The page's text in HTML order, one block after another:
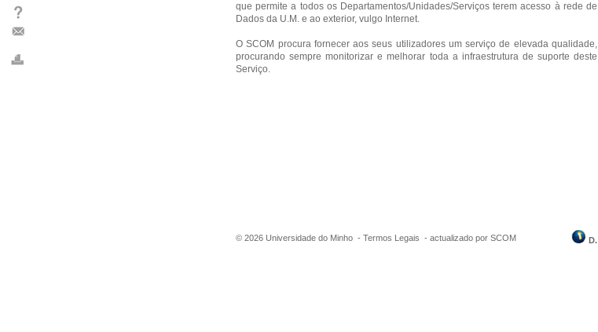
que permite a todos os Departamentos/Unidades/Serviços terem acesso à rede de
Dados da U.M. e ao exterior, vulgo Internet.
O SCOM procura fornecer aos seus utilizadores um serviço de elevada qualidade,
procurando sempre monitorizar e melhorar toda a infraestrutura de suporte deste
Serviço.
© 2026 Universidade do Minho - Termos Legais - actualizado por SCOM D.